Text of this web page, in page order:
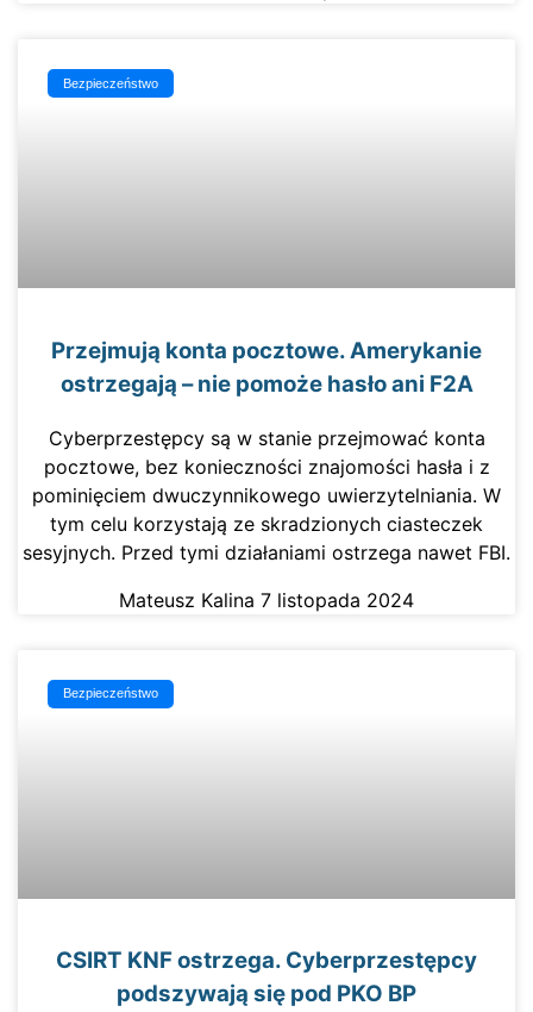
Bezpieczeństwo
Przejmują konta pocztowe. Amerykanie
ostrzegają – nie pomoże hasło ani F2A
Cyberprzestępcy są w stanie przejmować konta
pocztowe, bez konieczności znajomości hasła i z
pominięciem dwuczynnikowego uwierzytelniania. W
tym celu korzystają ze skradzionych ciasteczek
sesyjnych. Przed tymi działaniami ostrzega nawet FBI.
Mateusz Kalina 7 listopada 2024
Bezpieczeństwo
CSIRT KNF ostrzega. Cyberprzestępcy
podszywają się pod PKO BP